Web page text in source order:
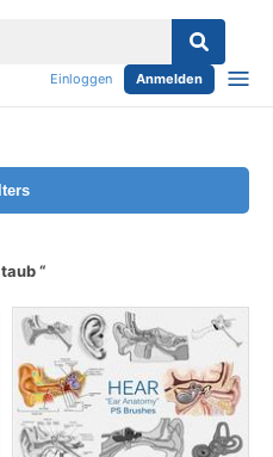
Einloggen Anmelden
taub